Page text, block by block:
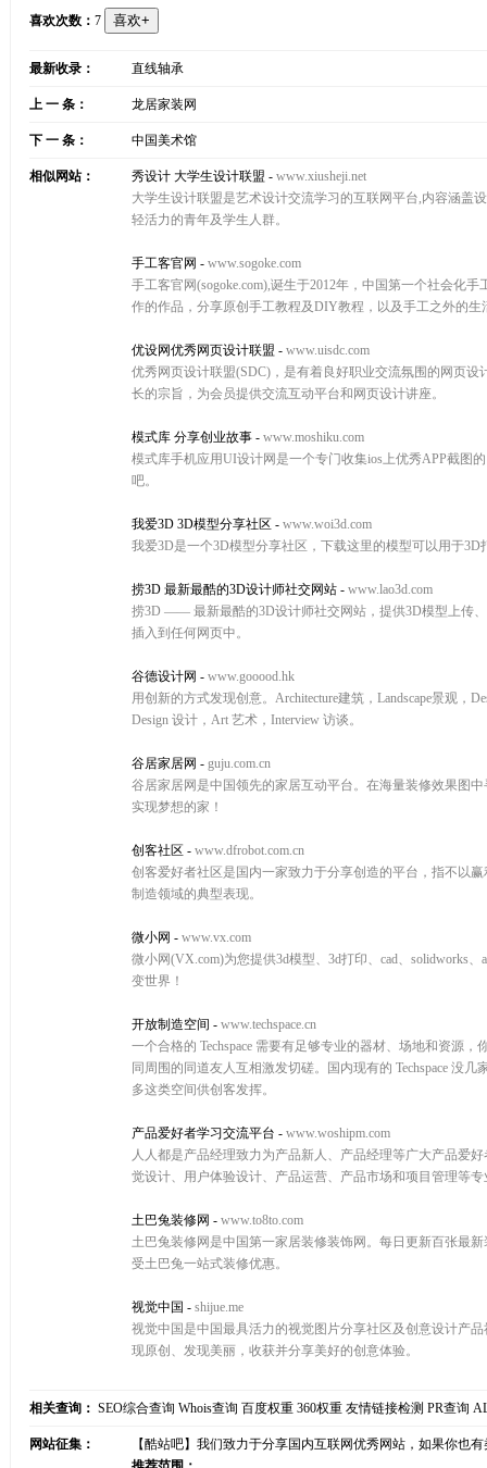
喜欢次数： 7
最新收录： 直线轴承
上 一 条： 龙居家装网
下 一 条： 中国美术馆
相似网站： 秀设计 大学生设计联盟 - www.xiusheji.net
大学生设计联盟是艺术设计交流学习的互联网平台,内容涵盖
轻活力的青年及学生人群。
手工客官网 - www.sogoke.com
手工客官网(sogoke.com),诞生于2012年，中国第一个社会化
作的作品，分享原创手工教程及DIY教程，以及手工之外的生
优设网优秀网页设计联盟 - www.uisdc.com
优秀网页设计联盟(SDC)，是有着良好职业交流氛围的网页
长的宗旨，为会员提供交流互动平台和网页设计讲座。
模式库 分享创业故事 - www.moshiku.com
模式库手机应用UI设计网是一个专门收集ios上优秀APP截图
吧。
我爱3D 3D模型分享社区 - www.woi3d.com
我爱3D是一个3D模型分享社区，下载这里的模型可以用于3D
捞3D 最新最酷的3D设计师社交网站 - www.lao3d.com
捞3D —— 最新最酷的3D设计师社交网站，提供3D模型上传
插入到任何网页中。
谷德设计网 - www.gooood.hk
用创新的方式发现创意。Architecture建筑，Landscape景观，
Design 设计，Art 艺术，Interview 访谈。
谷居家居网 - guju.com.cn
谷居家居网是中国领先的家居互动平台。在海量装修效果图
实现梦想的家！
创客社区 - www.dfrobot.com.cn
创客爱好者社区是国内一家致力于分享创造的平台，指不以
制造领域的典型表现。
微小网 - www.vx.com
微小网(VX.com)为您提供3d模型、3d打印、cad、solidworks
变世界！
开放制造空间 - www.techspace.cn
一个合格的 Techspace 需要有足够专业的器材、场地和资源
同周围的同道友人互相激发切磋。国内现有的 Techspace 没
多这类空间供创客发挥。
产品爱好者学习交流平台 - www.woshipm.com
人人都是产品经理致力为产品新人、产品经理等广大产品爱
觉设计、用户体验设计、产品运营、产品市场和项目管理等
土巴兔装修网 - www.to8to.com
土巴兔装修网是中国第一家居装修装饰网。每日更新百张最
受土巴兔一站式装修优惠。
视觉中国 - shijue.me
视觉中国是中国最具活力的视觉图片分享社区及创意设计产
现原创、发现美丽，收获并分享美好的创意体验。
相关查询： SEO综合查询 Whois查询 百度权重 360权重 友情链接检测 PR查询
网站征集：
【酷站吧】我们致力于分享国内互联网优秀网站，如果你也